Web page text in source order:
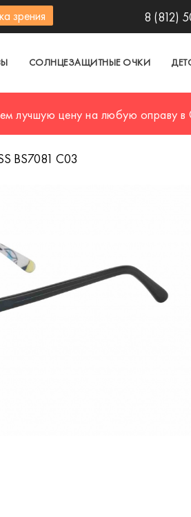
зрения 8 (812)
СОЛНЦЕЗАЩИТНЫЕ ОЧКИ
лучшую цену на любую оправу
BS7081 C03